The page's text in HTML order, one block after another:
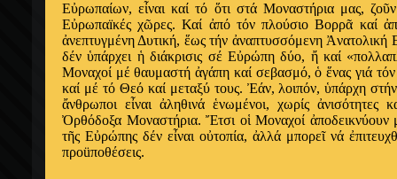
Εὐρωπαίων, εἶναι καί τό ὅτι στά Μοναστήρια μας,
Εὐρωπαïκές χῶρες. Καί ἀπό τόν πλούσιο Βορρᾶ καί
ἀνεπτυγμένη Δυτική, ἕως τήν ἀναπτυσσόμενη
δέν ὑπάρχει ἡ διάκρισις σέ Εὐρώπη δύο, ἤ καί
Μοναχοί μέ θαυμαστή ἀγάπη καί σεβασμό, ὁ ἕνας γιά
καί μέ τό Θεό καί μεταξύ τους. Ἐάν, λοιπόν, ὑπάρχη
ἄνθρωποι εἶναι ἀληθινά ἑνωμένοι, χωρίς ἀνισότητες
Ὀρθόδοξα Μοναστήρια. Ἔτσι οἱ Μοναχοί
τῆς Εὐρώπης δέν εἶναι οὐτοπία, ἀλλά μπορεῖ νά
προüποθέσεις.